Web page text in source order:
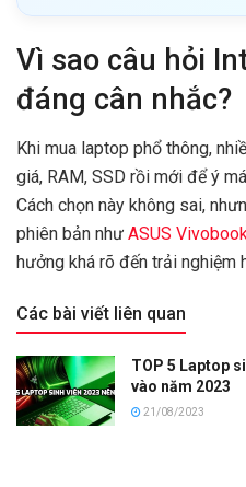
Vì sao câu hỏi
đáng cân nhắc?
Khi mua laptop phổ thông,
giá, RAM, SSD rồi mới để ý
Cách chọn này không sai,
phiên bản như ASUS
hưởng khá rõ đến trải nghiệm
Các bài viết liên quan
TOP 5 Laptop
vào năm 2023
21/08/2023